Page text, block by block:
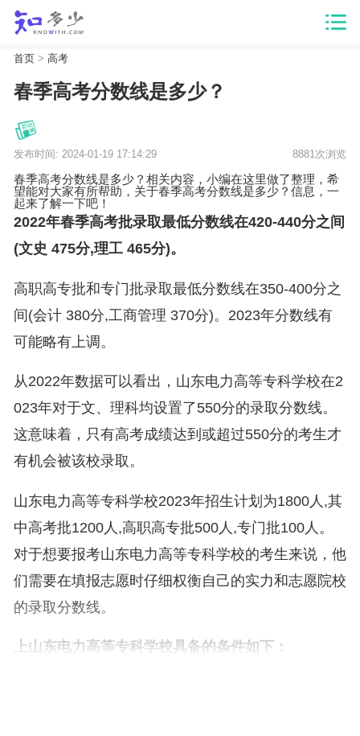
首页> 高考
春季高考分数线是多少？
发布时间: 2024-01-19 17:14:29 8881次浏览
春季高考分数线是多少？相关内容，小编在这里做了整理，希
望能对大家有所帮助，关于春季高考分数线是多少？信息，一
起来了解一下吧！
2022年春季高考批录取最低分数线在420-440分之间
(文史 475分,理工 465分)。
高职高专批和专门批录取最低分数线在350-400分之
间(会计 380分,工商管理 370分)。2023年分数线有
可能略有上调。
从2022年数据可以看出，山东电力高等专科学校在2
023年对于文、理科均设置了550分的录取分数线。
这意味着，只有高考成绩达到或超过550分的考生才
有机会被该校录取。
山东电力高等专科学校2023年招生计划为1800人,其
中高考批1200人,高职高专批500人,专门批100人。
对于想要报考山东电力高等专科学校的考生来说，他
们需要在填报志愿时仔细权衡自己的实力和志愿院校
的录取分数线。
上山东电力高等专科学校具备的条件如下：